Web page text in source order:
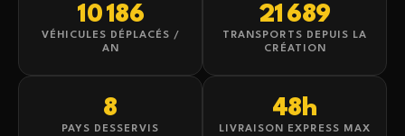
10 186
VÉHICULES DÉPLACÉS /
AN
21 689
TRANSPORTS DEPUIS LA
CRÉATION
8
PAYS DESSERVIS
48h
LIVRAISON EXPRESS MAX